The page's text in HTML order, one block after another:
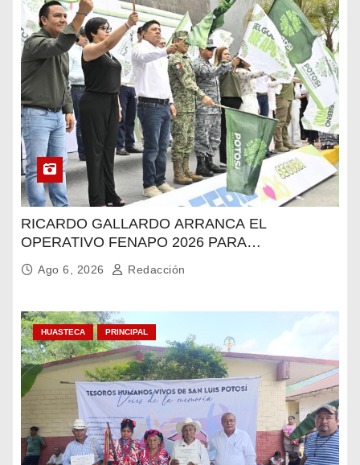
RICARDO GALLARDO ARRANCA EL
OPERATIVO FENAPO 2026 PARA
GARANTIZAR LA SEGURIDAD DE MÁS DE 9
MILLONES DE VISITANTES
Ago 6, 2026 Redacción
HUASTECA PRINCIPAL